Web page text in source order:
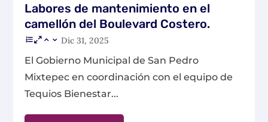
Labores de mantenimiento en el
camellón del Boulevard Costero.
Dic 31, 2025
El Gobierno Municipal de San Pedro
Mixtepec en coordinación con el equipo de
Tequios Bienestar...